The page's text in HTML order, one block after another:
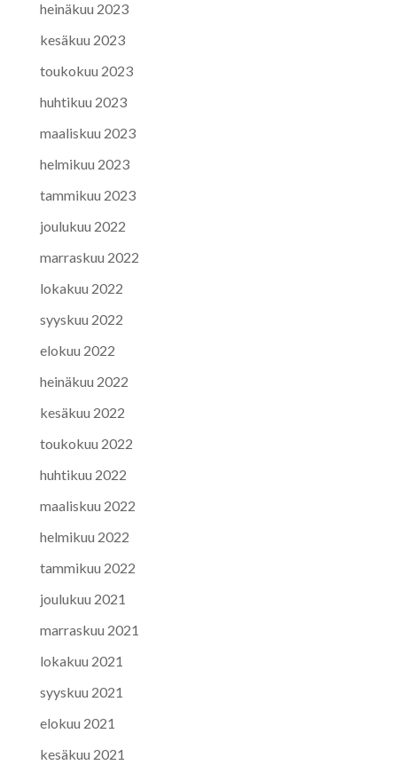
heinäkuu 2023
kesäkuu 2023
toukokuu 2023
huhtikuu 2023
maaliskuu 2023
helmikuu 2023
tammikuu 2023
joulukuu 2022
marraskuu 2022
lokakuu 2022
syyskuu 2022
elokuu 2022
heinäkuu 2022
kesäkuu 2022
toukokuu 2022
huhtikuu 2022
maaliskuu 2022
helmikuu 2022
tammikuu 2022
joulukuu 2021
marraskuu 2021
lokakuu 2021
syyskuu 2021
elokuu 2021
kesäkuu 2021